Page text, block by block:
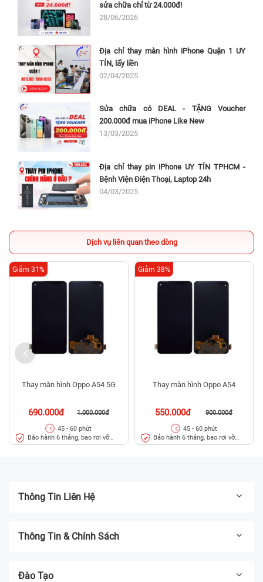
sửa chữa chỉ từ 24.000đ!
28/06/2026
Địa chỉ thay màn hình iPhone Quận 1 UY
TÍN, lấy liền
02/04/2025
Sửa chữa có DEAL - TẶNG Voucher
200.000đ mua iPhone Like New
13/03/2025
Địa chỉ thay pin iPhone UY TÍN TPHCM -
Bệnh Viện Điện Thoại, Laptop 24h
04/03/2025
Dịch vụ liên quan theo dòng
Thay màn hình Oppo A54 5G
690.000đ 1.000.000đ
Giảm 31%
45 - 60 phút
Bảo hành 6 tháng, bao rơi vỡ
kính
Thay màn hình Oppo A54
550.000đ 900.000đ
Giảm 38%
45 - 60 phút
Bảo hành 6 tháng, bao rơi vỡ
kính
Thông Tin Liên Hệ
Thông Tin & Chính Sách
Đào Tạo